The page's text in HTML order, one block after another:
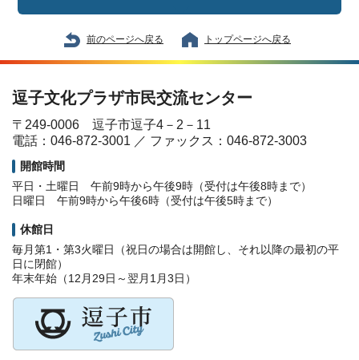
前のページへ戻る トップページへ戻る
逗子文化プラザ市民交流センター
〒249-0006 逗子市逗子4－2－11
電話：046-872-3001 ／ ファックス：046-872-3003
開館時間
平日・土曜日 午前9時から午後9時（受付は午後8時まで）
日曜日 午前9時から午後6時（受付は午後5時まで）
休館日
毎月第1・第3火曜日（祝日の場合は開館し、それ以降の最初の平
日に閉館）
年末年始（12月29日～翌月1月3日）